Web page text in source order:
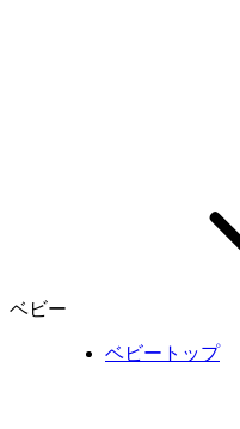
ベビー
ベビートップ